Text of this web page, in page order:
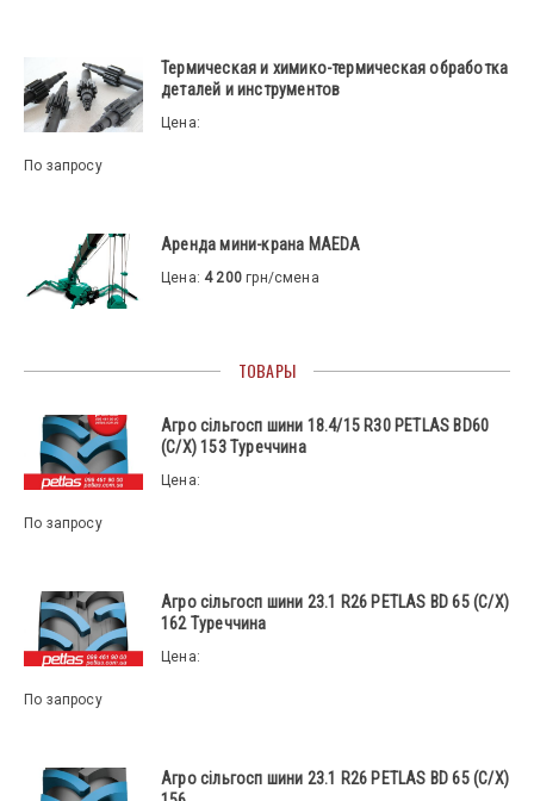
Термическая и химико-термическая обработка
деталей и инструментов
Цена:
По запросу
Аренда мини-крана MAEDA
Цена: 4 200 грн/смена
ТОВАРЫ
Агро сільгосп шини 18.4/15 R30 PETLAS BD60
(С/Х) 153 Туреччина
Цена:
По запросу
Агро сільгосп шини 23.1 R26 PETLAS BD 65 (С/Х)
162 Туреччина
Цена:
По запросу
Агро сільгосп шини 23.1 R26 PETLAS BD 65 (С/Х)